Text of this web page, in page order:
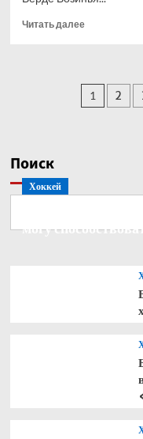
Читать далееПрочитать
сборной
Кабо-
1 2
Поиск
Хоккей
Бобровский — о
могу